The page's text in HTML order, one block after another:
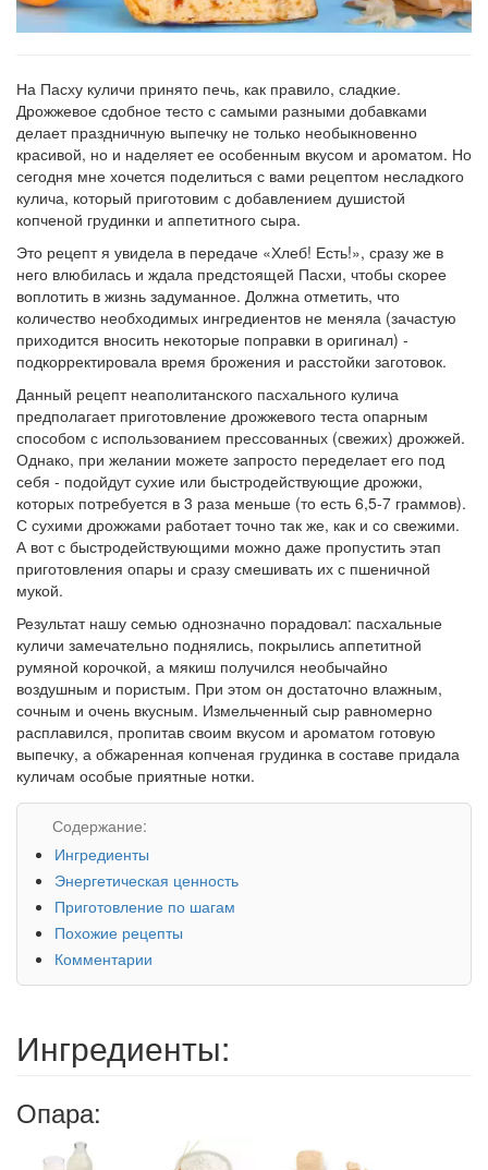
На Пасху куличи принято печь, как правило, сладкие.
Дрожжевое сдобное тесто с самыми разными добавками
делает праздничную выпечку не только необыкновенно
красивой, но и наделяет ее особенным вкусом и ароматом. Но
сегодня мне хочется поделиться с вами рецептом несладкого
кулича, который приготовим с добавлением душистой
копченой грудинки и аппетитного сыра.
Это рецепт я увидела в передаче «Хлеб! Есть!», сразу же в
него влюбилась и ждала предстоящей Пасхи, чтобы скорее
воплотить в жизнь задуманное. Должна отметить, что
количество необходимых ингредиентов не меняла (зачастую
приходится вносить некоторые поправки в оригинал) -
подкорректировала время брожения и расстойки заготовок.
Данный рецепт неаполитанского пасхального кулича
предполагает приготовление дрожжевого теста опарным
способом с использованием прессованных (свежих) дрожжей.
Однако, при желании можете запросто переделает его под
себя - подойдут сухие или быстродействующие дрожжи,
которых потребуется в 3 раза меньше (то есть 6,5-7 граммов).
С сухими дрожжами работает точно так же, как и со свежими.
А вот с быстродействующими можно даже пропустить этап
приготовления опары и сразу смешивать их с пшеничной
мукой.
Результат нашу семью однозначно порадовал: пасхальные
куличи замечательно поднялись, покрылись аппетитной
румяной корочкой, а мякиш получился необычайно
воздушным и пористым. При этом он достаточно влажным,
сочным и очень вкусным. Измельченный сыр равномерно
расплавился, пропитав своим вкусом и ароматом готовую
выпечку, а обжаренная копченая грудинка в составе придала
куличам особые приятные нотки.
Содержание:
Ингредиенты
Энергетическая ценность
Приготовление по шагам
Похожие рецепты
Комментарии
Ингредиенты:
Опара: